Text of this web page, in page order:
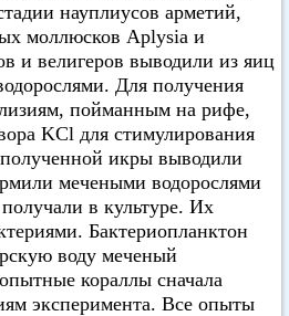
науплиусов арметий,
моллюсков Aplysia и
и велигеров выводили из яиц
Для получения
пойманным на рифе,
KCl для стимулирования
икры выводили
мечеными водорослями
в культуре. Их
Бактериопланктон
воду меченый
кораллы сначала
эксперимента. Все опыты